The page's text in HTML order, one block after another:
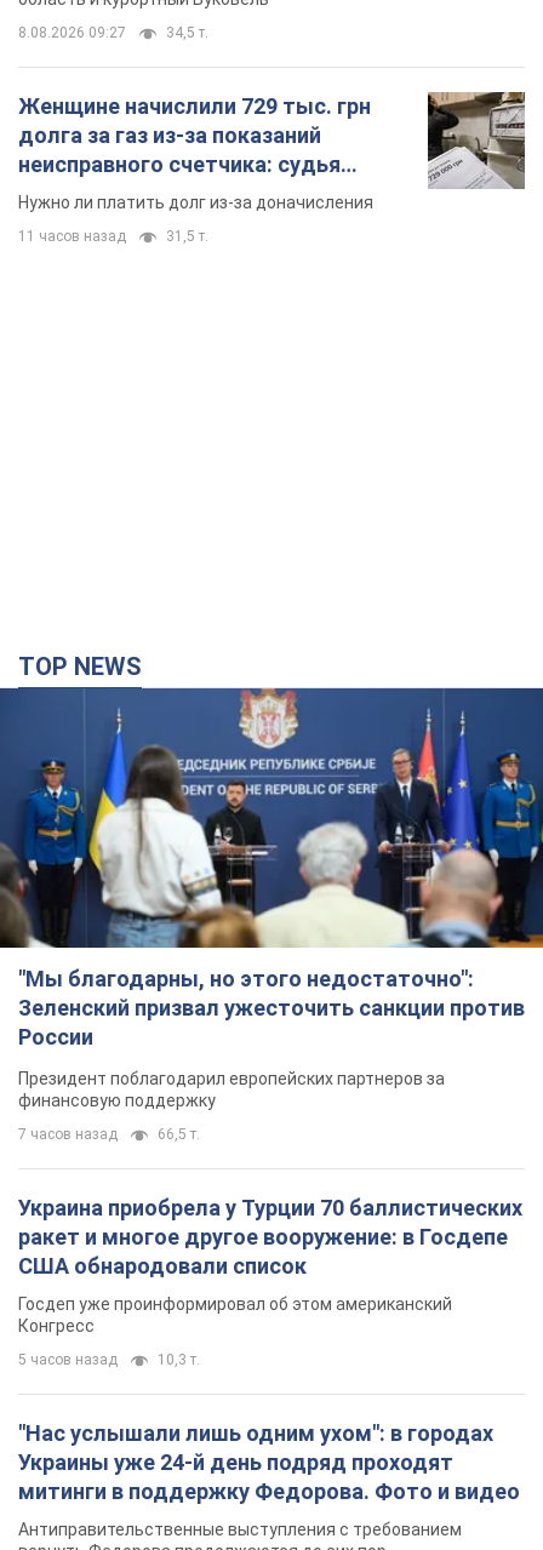
8.08.2026 09:27 34,5 т.
Женщине начислили 729 тыс. грн
долга за газ из-за показаний
неисправного счетчика: судья
вынес неожиданное решение
Нужно ли платить долг из-за доначисления
11 часов назад 31,5 т.
TOP NEWS
"Мы благодарны, но этого недостаточно":
Зеленский призвал ужесточить санкции против
России
Президент поблагодарил европейских партнеров за
финансовую поддержку
7 часов назад 66,5 т.
Украина приобрела у Турции 70 баллистических
ракет и многое другое вооружение: в Госдепе
США обнародовали список
Госдеп уже проинформировал об этом американский
Конгресс
5 часов назад 10,3 т.
"Нас услышали лишь одним ухом": в городах
Украины уже 24-й день подряд проходят
митинги в поддержку Федорова. Фото и видео
Антиправительственные выступления с требованием